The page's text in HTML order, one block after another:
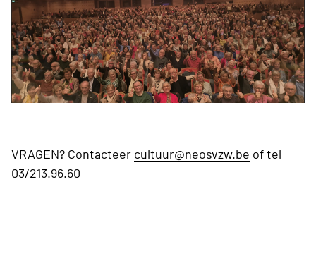
VRAGEN? Contacteer cultuur@neosvzw.be of tel
03/213.96.60